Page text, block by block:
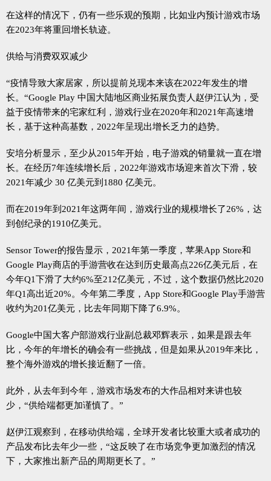
在这样的情况下，仍有一些乐观的预期，比如业内预计游戏市场
在2023年将重回增长轨迹。
供给与消费双双减少
“疫情导致大家居家，所以提前兑现本来该在2022年发生的增
长。“Google Play 中国大陆地区商业拓展负责人赵伊江认为，受
益于疫情带来的宅家红利，游戏行业在2020年和2021年高速增
长，基于这种高基数，2022年呈现出增长乏力的趋势。
安培分析显示，至少从2015年开始，电子游戏的销量就一直在增
长。在经历7年连续增长后，2022年游戏市场迎来首次下滑，较
2021年减少 30 亿美元到1880 亿美元。
而在2019年到2021年这两年间，游戏行业的规模增长了26%，达
到创纪录的1910亿美元。
Sensor Tower的报告显示，2021年第一季度，苹果App Store和
Google Play商店的手游营收在达到历史最高点226亿美元后，在
今年Q1下滑了大约6%至212亿美元，不过，这个数据仍然比2020
年Q1高出近20%。今年第二季度，App Store和Google Play手游营
收约为201亿美元，比去年同期下降了6.9%。
Google中国大客户部游戏行业副总裁邓辉表示，如果是跟去年
比，今年的年增长的确会有一些挑战，但是如果从2019年来比，
整个海外游戏的增长接近翻了一倍。
此外，从去年到今年，游戏市场发布的大作品相对来讲也较
少，“供给端都更加谨慎了。”
赵伊江观察到，在移动供给端，全球开发者比较重大或者成功的
产品发布比去年少一些，“这反映了在市场竞争更加激烈的情况
下，大家推出新产品的周期更长了。”